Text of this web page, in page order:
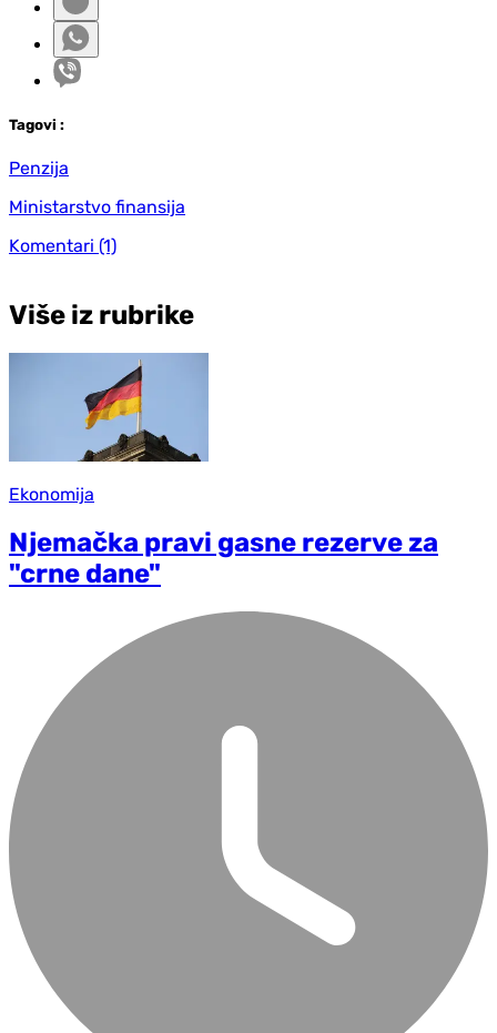
Tagovi :
Penzija
Ministarstvo finansija
Komentari (1)
Više iz rubrike
Ekonomija
Njemačka pravi gasne rezerve za
"crne dane"